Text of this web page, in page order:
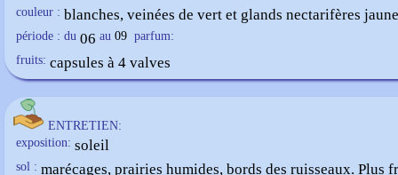
couleur : blanches, veinées de vert et glands nectarifères
période : du 06 au 09 parfum:
fruits: capsules à 4 valves
ENTRETIEN:
exposition: soleil
sol : marécages, prairies humides, bords des ruisseaux. Plus